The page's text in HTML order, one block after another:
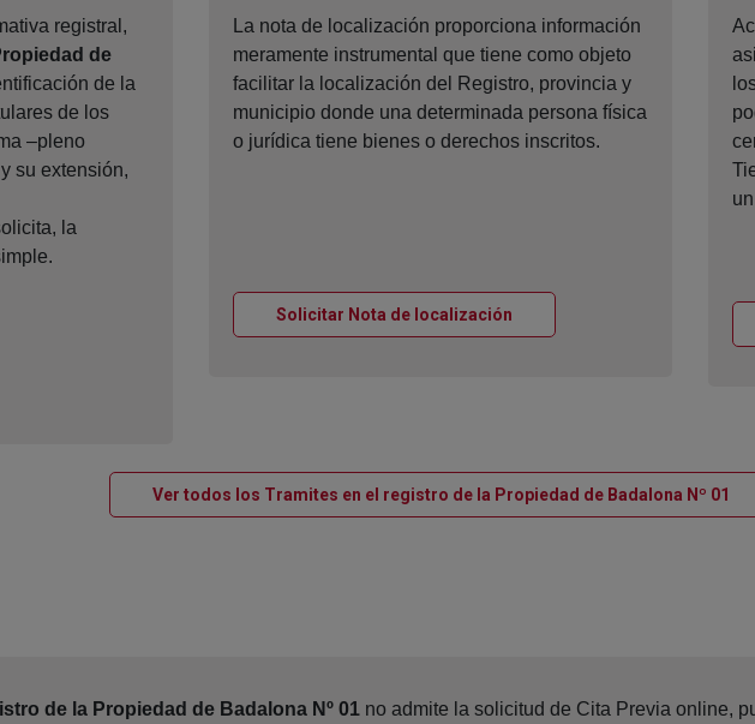
registral,
de
de la
de los
–pleno
su extensión,
la
nueva
La nota de localización proporciona información
meramente instrumental que tiene como objeto
facilitar la localización del Registro, provincia y
municipio donde una determinada persona física
o jurídica tiene bienes o derechos inscritos.
Solicitar Nota de localizaciónVentana nueva
Ver todos los Tramites en el registro de la Propiedad de Badalona Nº 01
de la Propiedad de Badalona Nº 01 no admite la solicitud de Cita Previa online,